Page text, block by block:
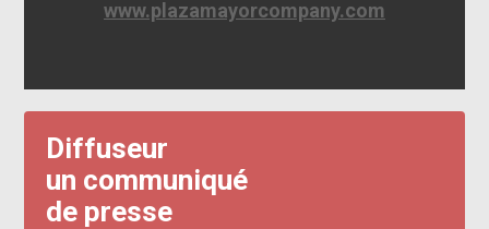
www.plazamayorcompany.com
Diffuseur
un communiqué
de presse